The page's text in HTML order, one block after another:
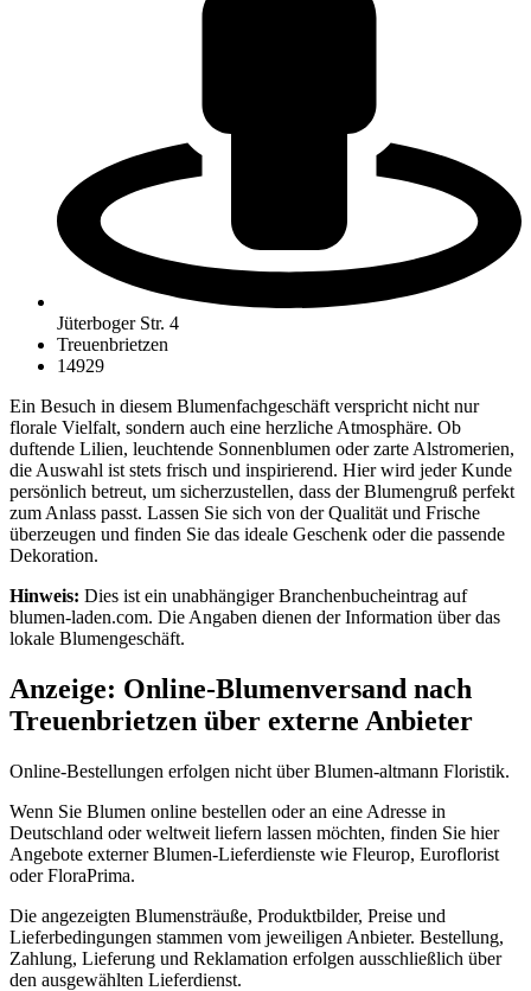
Jüterboger Str. 4
Treuenbrietzen
14929
Ein Besuch in diesem Blumenfachgeschäft verspricht nicht nur
florale Vielfalt, sondern auch eine herzliche Atmosphäre. Ob
duftende Lilien, leuchtende Sonnenblumen oder zarte Alstromerien,
die Auswahl ist stets frisch und inspirierend. Hier wird jeder Kunde
persönlich betreut, um sicherzustellen, dass der Blumengruß perfekt
zum Anlass passt. Lassen Sie sich von der Qualität und Frische
überzeugen und finden Sie das ideale Geschenk oder die passende
Dekoration.
Hinweis: Dies ist ein unabhängiger Branchenbucheintrag auf
blumen-laden.com. Die Angaben dienen der Information über das
lokale Blumengeschäft.
Anzeige: Online-Blumenversand nach
Treuenbrietzen über externe Anbieter
Online-Bestellungen erfolgen nicht über Blumen-altmann Floristik.
Wenn Sie Blumen online bestellen oder an eine Adresse in
Deutschland oder weltweit liefern lassen möchten, finden Sie hier
Angebote externer Blumen-Lieferdienste wie Fleurop, Euroflorist
oder FloraPrima.
Die angezeigten Blumensträuße, Produktbilder, Preise und
Lieferbedingungen stammen vom jeweiligen Anbieter. Bestellung,
Zahlung, Lieferung und Reklamation erfolgen ausschließlich über
den ausgewählten Lieferdienst.